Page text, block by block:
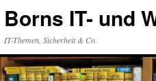
Inhalt
Borns IT- und
IT-Themen, Sicherheit & Co.